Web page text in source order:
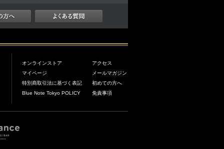
オンラインストア
マイページ
特別商取引法に基づく表記
Blue Note Tokyo POLICY
アクセス
メールマガジン
初めての方へ
免責事項